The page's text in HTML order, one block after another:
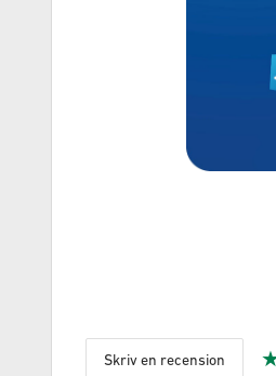
Skriv en recension